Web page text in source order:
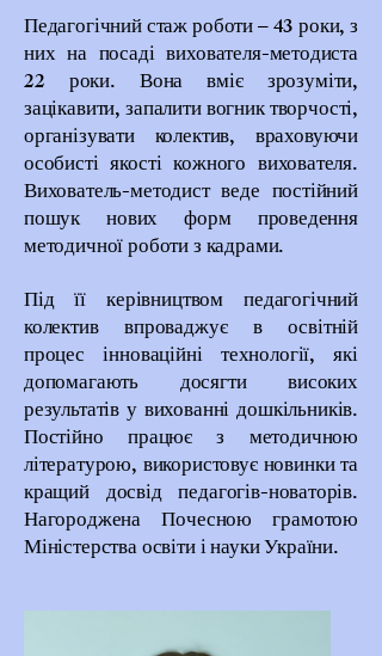
Педагогічний стаж роботи – 43 роки, з
них на посаді вихователя-методиста
22 роки. Вона вміє зрозуміти,
зацікавити, запалити вогник творчості,
організувати колектив, враховуючи
особисті якості кожного вихователя.
Вихователь-методист веде постійний
пошук нових форм проведення
методичної роботи з кадрами.
Під її керівництвом педагогічний
колектив впроваджує в освітній
процес інноваційні технології, які
допомагають досягти високих
результатів у вихованні дошкільників.
Постійно працює з методичною
літературою, використовує новинки та
кращий досвід педагогів-новаторів.
Нагороджена Почесною грамотою
Міністерства освіти і науки України.